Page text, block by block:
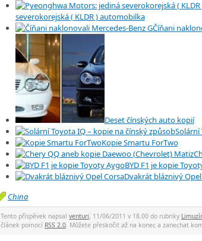
severokorejská ( KLDR ) automobilka
Číňani
Deset čínských auto kopií
Solární
Kopie Smartu ForTwo
BYD F1 je kopie
Dvakrát bláznivý
China
Tento příspěvek napsal venturi, 11/06/2011 v 18.00 do rubriky
článek pomocí RSS 2.0. Můžete přeskočit až na konec a zanechat